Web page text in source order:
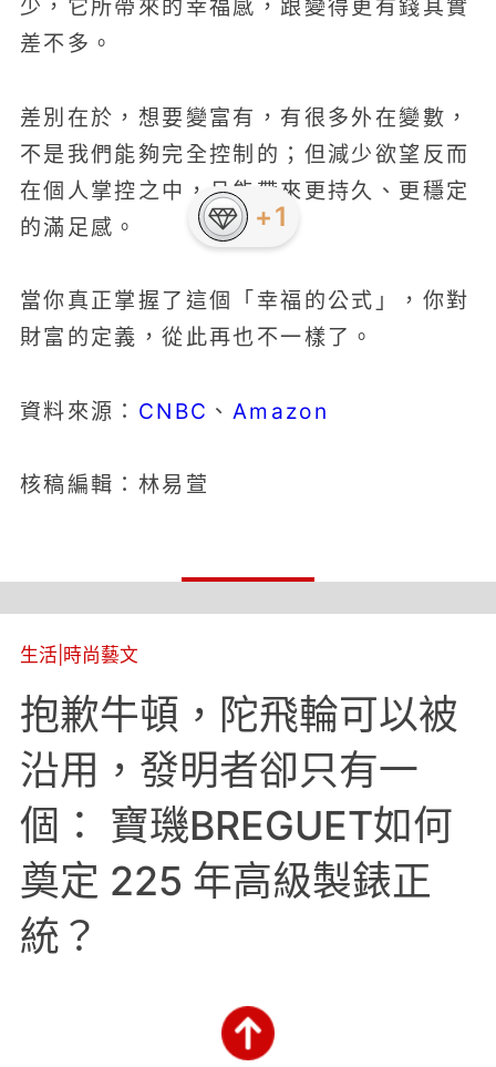
少，它所帶來的幸福感，跟變得更有錢其實
差不多。
差別在於，想要變富有，有很多外在變數，
不是我們能夠完全控制的；但減少欲望反而
在個人掌控之中，且能帶來更持久、更穩定
的滿足感。
當你真正掌握了這個「幸福的公式」，你對
財富的定義，從此再也不一樣了。
資料來源： CNBC 、 Amazon
核稿編輯：林易萱
生活 時尚藝文
抱歉牛頓，陀飛輪可以被
沿用，發明者卻只有一
個： 寶璣BREGUET如何
奠定 225 年高級製錶正
統？